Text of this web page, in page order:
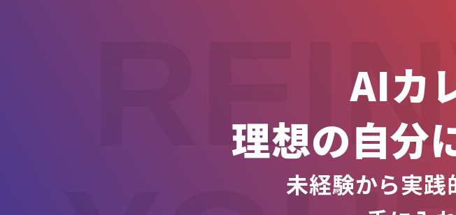
AIカ
理想の自分
未経験から実